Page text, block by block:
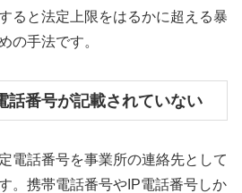
ると法定上限をはるかに超える暴
の手法です。
話番号が記載されていない
電話番号を事業所の連絡先として
。携帯電話番号やIP電話番号しか